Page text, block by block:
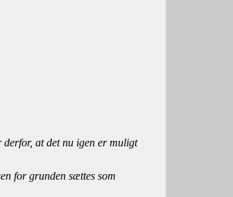
at det nu igen er muligt
for grunden sættes som